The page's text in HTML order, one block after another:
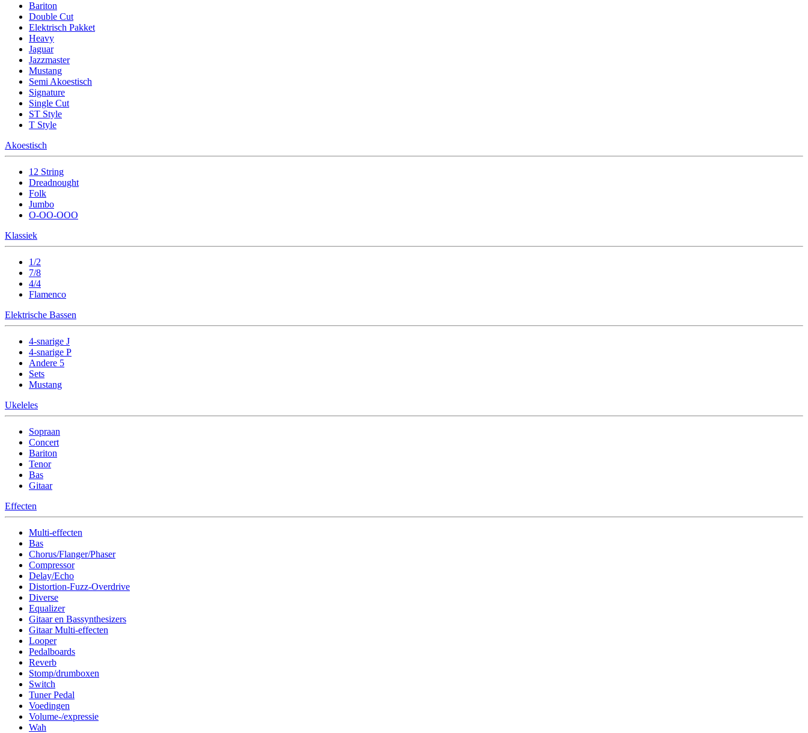
Bariton
Double Cut
Elektrisch Pakket
Heavy
Jaguar
Jazzmaster
Mustang
Semi Akoestisch
Signature
Single Cut
ST Style
T Style
Akoestisch
12 String
Dreadnought
Folk
Jumbo
O-OO-OOO
Klassiek
1/2
7/8
4/4
Flamenco
Elektrische Bassen
4-snarige J
4-snarige P
Andere 5
Sets
Mustang
Ukeleles
Sopraan
Concert
Bariton
Tenor
Bas
Gitaar
Effecten
Multi-effecten
Bas
Chorus/Flanger/Phaser
Compressor
Delay/Echo
Distortion-Fuzz-Overdrive
Diverse
Equalizer
Gitaar en Bassynthesizers
Gitaar Multi-effecten
Looper
Pedalboards
Reverb
Stomp/drumboxen
Switch
Tuner Pedal
Voedingen
Volume-/expressie
Wah